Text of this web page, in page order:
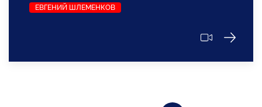
ЕВГЕНИЙ ШЛЕМЕНКОВ